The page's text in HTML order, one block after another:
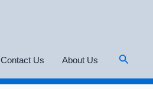
Contact Us About Us Search